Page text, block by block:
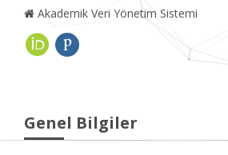
Akademik Veri Yönetim Sistemi
Genel Bilgiler